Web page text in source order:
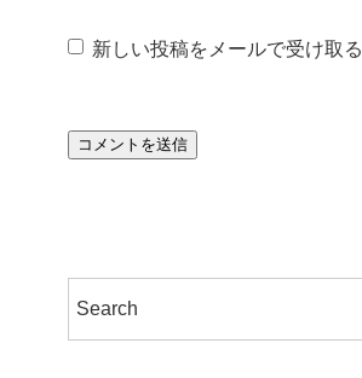
新しい投稿をメールで受け取る